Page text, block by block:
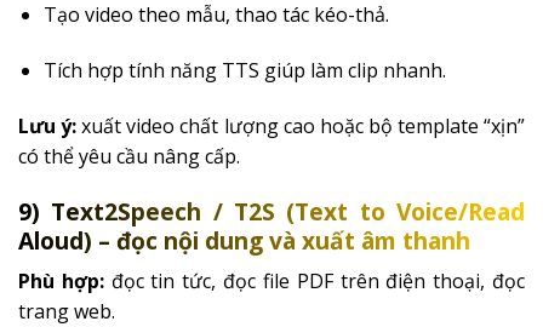
Tạo video theo mẫu, thao tác kéo-thả.
Tích hợp tính năng TTS giúp làm clip nhanh.
Lưu ý:xuất video chất lượng cao hoặc bộ template “xịn”
có thể yêu cầu nâng cấp.
9) Text2Speech / T2S (Text to Voice/Read
Aloud) – đọc nội dung và xuất âm thanh
Phù hợp:đọc tin tức, đọc file PDF trên điện thoại, đọc
trang web.